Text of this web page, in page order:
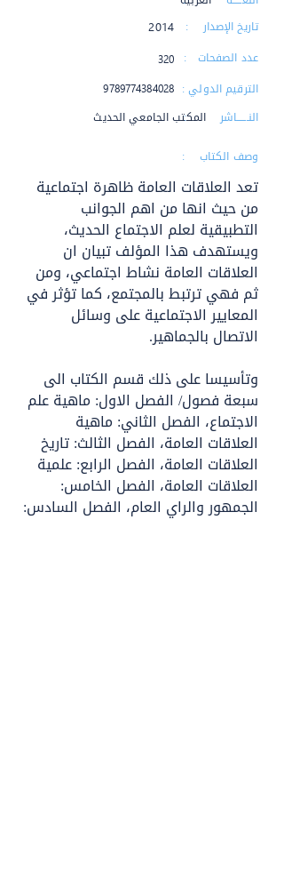
2014 تاريخ الإصدار :
320 عدد الصفحات :
9789774384028
الترقيم الدولي :
المكتب الجامعي الحديثالنــــــاشر :
وصف الكتاب :
تعد العلاقات العامة ظاهرة اجتماعية
من حيث انها من اهم الجوانب
التطبيقية لعلم الاجتماع الحديث،
ويستهدف هذا المؤلف تبيان ان
العلاقات العامة نشاط اجتماعي، ومن
ثم فهي ترتبط بالمجتمع، كما تؤثر في
المعايير الاجتماعية على وسائل
الاتصال بالجماهير.
وتأسيسا على ذلك قسم الكتاب الى
سبعة فصول/ الفصل الاول: ماهية علم
الاجتماع، الفصل الثاني: ماهية
العلاقات العامة، الفصل الثالث: تاريخ
العلاقات العامة، الفصل الرابع: علمية
العلاقات العامة، الفصل الخامس:
الجمهور والراي العام، الفصل السادس: